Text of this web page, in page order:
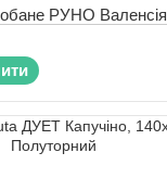
РУНО Валенсія